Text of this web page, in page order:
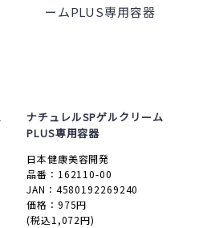
ナチュレルSPゲルクリーム
PLUS専用容器
日本健康美容開発
品番：162110-00
JAN：4580192269240
価格：975円
(税込1,072円)